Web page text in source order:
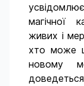
магічної
живих і
хто може
новому